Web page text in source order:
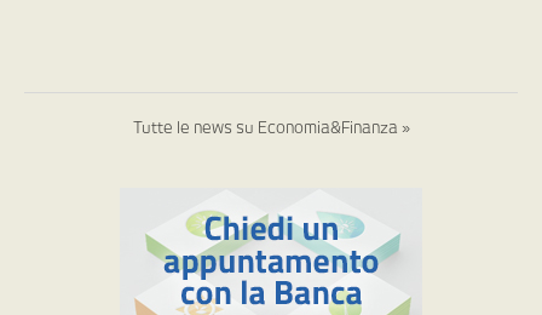
Tutte le news su Economia&Finanza »